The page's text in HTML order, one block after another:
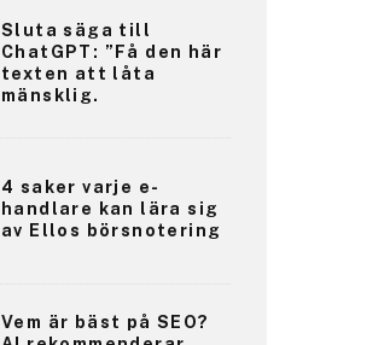
Sluta säga till
ChatGPT: ”Få den här
texten att låta
mänsklig.
4 saker varje e-
handlare kan lära sig
av Ellos börsnotering
Vem är bäst på SEO?